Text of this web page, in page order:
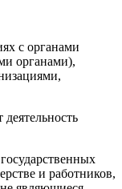
с органами
органами),
деятельность
и работников,